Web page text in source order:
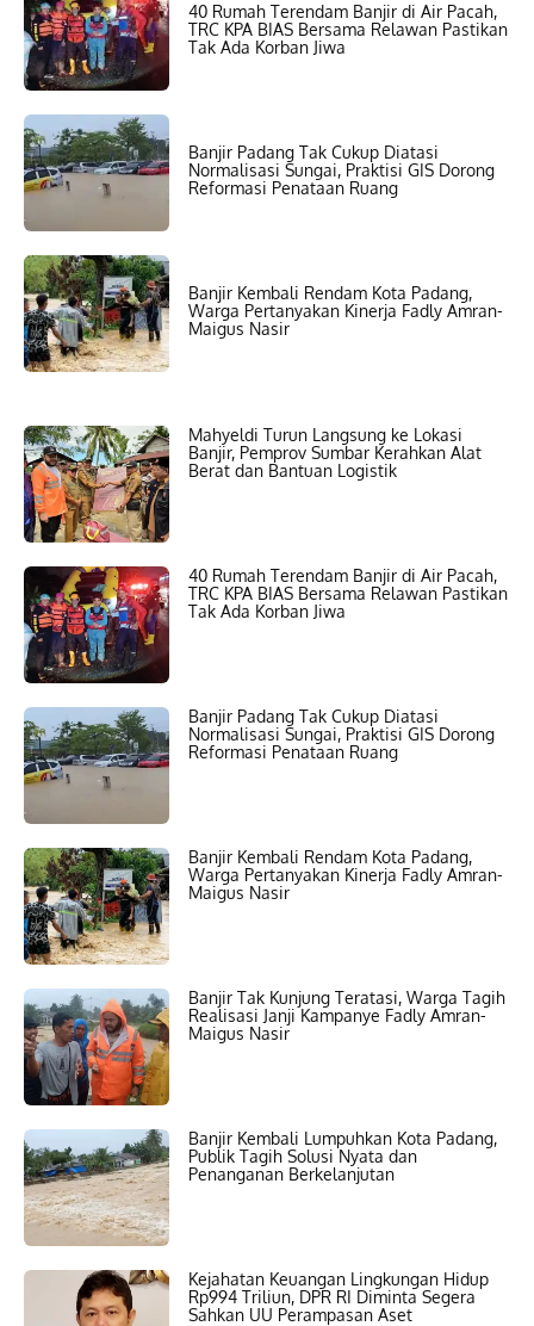
40 Rumah Terendam Banjir di Air Pacah,
TRC KPA BIAS Bersama Relawan Pastikan
Tak Ada Korban Jiwa
Banjir Padang Tak Cukup Diatasi
Normalisasi Sungai, Praktisi GIS Dorong
Reformasi Penataan Ruang
Banjir Kembali Rendam Kota Padang,
Warga Pertanyakan Kinerja Fadly Amran-
Maigus Nasir
Mahyeldi Turun Langsung ke Lokasi
Banjir, Pemprov Sumbar Kerahkan Alat
Berat dan Bantuan Logistik
40 Rumah Terendam Banjir di Air Pacah,
TRC KPA BIAS Bersama Relawan Pastikan
Tak Ada Korban Jiwa
Banjir Padang Tak Cukup Diatasi
Normalisasi Sungai, Praktisi GIS Dorong
Reformasi Penataan Ruang
Banjir Kembali Rendam Kota Padang,
Warga Pertanyakan Kinerja Fadly Amran-
Maigus Nasir
Banjir Tak Kunjung Teratasi, Warga Tagih
Realisasi Janji Kampanye Fadly Amran-
Maigus Nasir
Banjir Kembali Lumpuhkan Kota Padang,
Publik Tagih Solusi Nyata dan
Penanganan Berkelanjutan
Kejahatan Keuangan Lingkungan Hidup
Rp994 Triliun, DPR RI Diminta Segera
Sahkan UU Perampasan Aset